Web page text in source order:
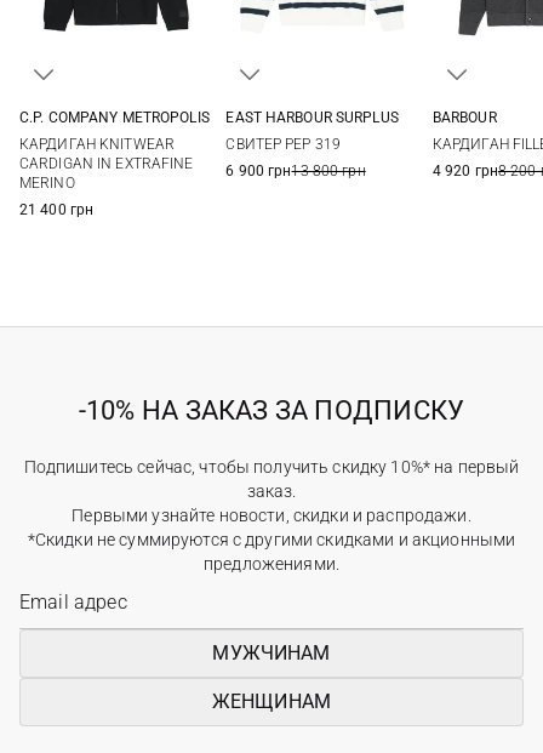
C.P. COMPANY METROPOLIS
КАРДИГАН KNITWEAR
CARDIGAN IN EXTRAFINE
MERINO
21 400 грн
EAST HARBOUR SURPLUS
СВИТЕР PEP 319
6 900 грн13 800 грн
BARBOUR
КАРДИГАН
4 920 грн8 200
-10% НА ЗАКАЗ ЗА ПОДПИСКУ
Подпишитесь сейчас, чтобы получить скидку 10%* на первый
заказ.
Первыми узнайте новости, скидки и распродажи.
*Скидки не суммируются с другими скидками и акционными
предложениями.
МУЖЧИНАМ
ЖЕНЩИНАМ